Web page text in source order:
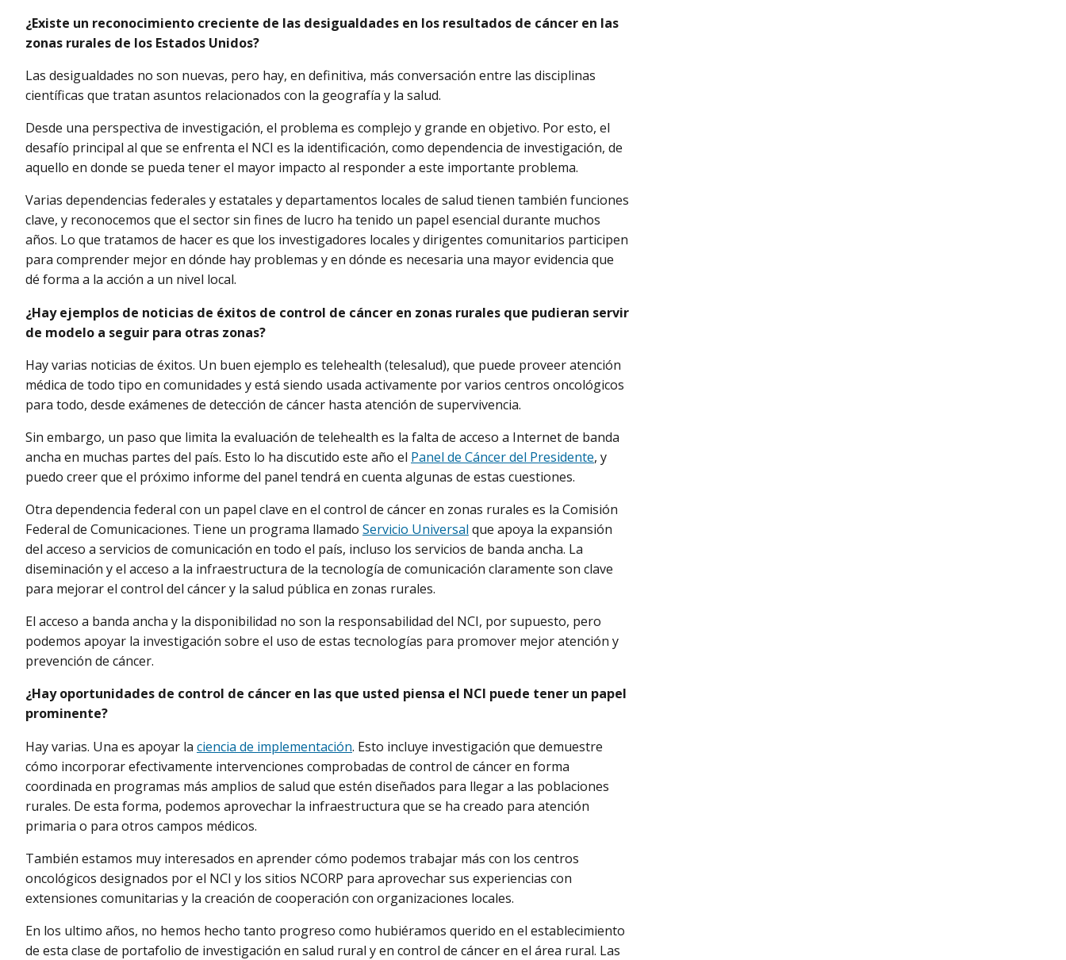
¿Existe un reconocimiento creciente de las desigualdades en los resultados de cáncer en las
zonas rurales de los Estados Unidos?
Las desigualdades no son nuevas, pero hay, en definitiva, más conversación entre las disciplinas
científicas que tratan asuntos relacionados con la geografía y la salud.
Desde una perspectiva de investigación, el problema es complejo y grande en objetivo. Por esto, el
desafío principal al que se enfrenta el NCI es la identificación, como dependencia de investigación, de
aquello en donde se pueda tener el mayor impacto al responder a este importante problema.
Varias dependencias federales y estatales y departamentos locales de salud tienen también funciones
clave, y reconocemos que el sector sin fines de lucro ha tenido un papel esencial durante muchos
años. Lo que tratamos de hacer es que los investigadores locales y dirigentes comunitarios participen
para comprender mejor en dónde hay problemas y en dónde es necesaria una mayor evidencia que
dé forma a la acción a un nivel local.
¿Hay ejemplos de noticias de éxitos de control de cáncer en zonas rurales que pudieran servir
de modelo a seguir para otras zonas?
Hay varias noticias de éxitos. Un buen ejemplo es telehealth (telesalud), que puede proveer atención
médica de todo tipo en comunidades y está siendo usada activamente por varios centros oncológicos
para todo, desde exámenes de detección de cáncer hasta atención de supervivencia.
Sin embargo, un paso que limita la evaluación de telehealth es la falta de acceso a Internet de banda
ancha en muchas partes del país. Esto lo ha discutido este año el Panel de Cáncer del Presidente, y
puedo creer que el próximo informe del panel tendrá en cuenta algunas de estas cuestiones.
Otra dependencia federal con un papel clave en el control de cáncer en zonas rurales es la Comisión
Federal de Comunicaciones. Tiene un programa llamado Servicio Universalque apoya la expansión
del acceso a servicios de comunicación en todo el país, incluso los servicios de banda ancha. La
diseminación y el acceso a la infraestructura de la tecnología de comunicación claramente son clave
para mejorar el control del cáncer y la salud pública en zonas rurales.
El acceso a banda ancha y la disponibilidad no son la responsabilidad del NCI, por supuesto, pero
podemos apoyar la investigación sobre el uso de estas tecnologías para promover mejor atención y
prevención de cáncer.
¿Hay oportunidades de control de cáncer en las que usted piensa el NCI puede tener un papel
prominente?
Hay varias. Una es apoyar la ciencia de implementación. Esto incluye investigación que demuestre
cómo incorporar efectivamente intervenciones comprobadas de control de cáncer en forma
coordinada en programas más amplios de salud que estén diseñados para llegar a las poblaciones
rurales. De esta forma, podemos aprovechar la infraestructura que se ha creado para atención
primaria o para otros campos médicos.
También estamos muy interesados en aprender cómo podemos trabajar más con los centros
oncológicos designados por el NCI y los sitios NCORP para aprovechar sus experiencias con
extensiones comunitarias y la creación de cooperación con organizaciones locales.
En los ultimo años, no hemos hecho tanto progreso como hubiéramos querido en el establecimiento
de esta clase de portafolio de investigación en salud rural y en control de cáncer en el área rural. Las